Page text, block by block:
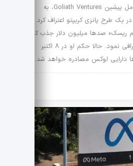
الکساندر دلگادو، مدیرعامل پیشین Goliath Ventures، به
یک طرح پانزی کریپتو اعتراف کرد. او
ریسک» صدها میلیون دلار جذب کرد
و آن را صرف زندگی اشرافی نمود. حالا حکم او در 8 اکتبر
دارایی لوکس مصادره خواهد شد.